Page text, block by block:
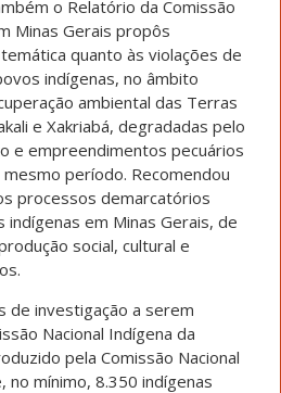
o Relatório da Comissão
Minas Gerais propôs
quanto às violações de
indígenas, no âmbito
ambiental das Terras
e Xakriabá, degradadas pelo
e empreendimentos pecuários
período. Recomendou
processos demarcatórios
em Minas Gerais, de
social, cultural e
de investigação a serem
Nacional Indígena da
pela Comissão Nacional
no mínimo, 8.350 indígenas